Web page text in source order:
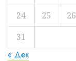
24
25 26
31
« Дек